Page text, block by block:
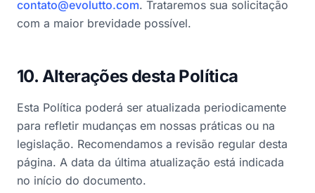
contato@evolutto.com. Trataremos sua solicitação
com a maior brevidade possível.
10. Alterações desta Política
Esta Política poderá ser atualizada periodicamente
para refletir mudanças em nossas práticas ou na
legislação. Recomendamos a revisão regular desta
página. A data da última atualização está indicada
no início do documento.